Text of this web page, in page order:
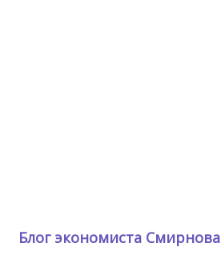
Блог экономиста Смирнова